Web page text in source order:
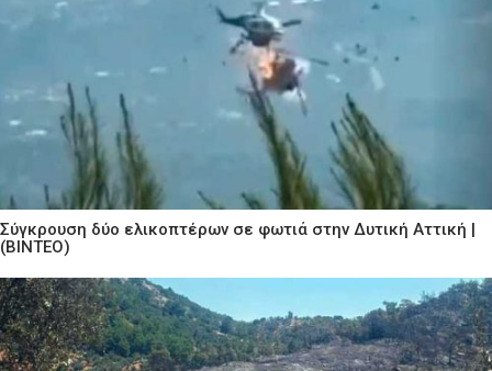
Σύγκρουση δύο ελικοπτέρων σε φωτιά στην Δυτική Αττική |
(ΒΙΝΤΕΟ)